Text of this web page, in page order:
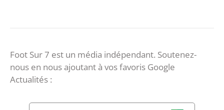
Foot Sur 7 est un média indépendant. Soutenez-
nous en nous ajoutant à vos favoris Google
Actualités :